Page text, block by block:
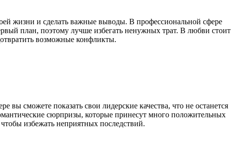
жизни и сделать важные выводы. В профессиональной сфере
план, поэтому лучше избегать ненужных трат. В любви стоит
возможные конфликты.
сможете показать свои лидерские качества, что не останется
сюрпризы, которые принесут много положительных
избежать неприятных последствий.